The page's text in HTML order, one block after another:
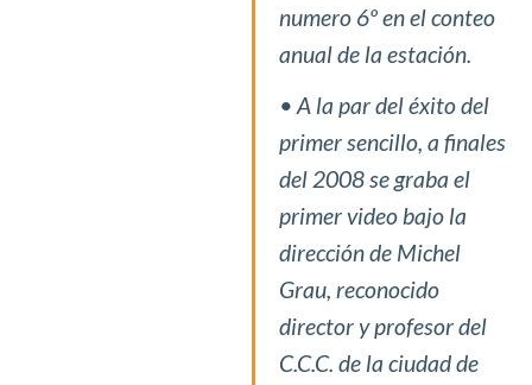
numero 6º en el conteo
anual de la estación.
• A la par del éxito del
primer sencillo, a finales
del 2008 se graba el
primer video bajo la
dirección de Michel
Grau, reconocido
director y profesor del
C.C.C. de la ciudad de